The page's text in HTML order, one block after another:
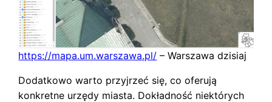
https://mapa.um.warszawa.pl/ – Warszawa dzisiaj
Dodatkowo warto przyjrzeć się, co oferują
konkretne urzędy miasta. Dokładność niektórych